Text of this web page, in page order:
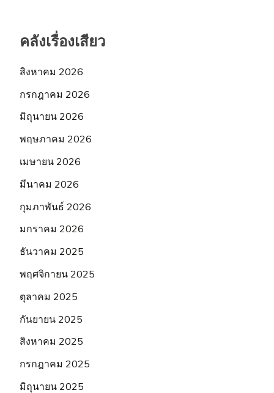
คลังเรื่องเสียว
สิงหาคม 2026
กรกฎาคม 2026
มิถุนายน 2026
พฤษภาคม 2026
เมษายน 2026
มีนาคม 2026
กุมภาพันธ์ 2026
มกราคม 2026
ธันวาคม 2025
พฤศจิกายน 2025
ตุลาคม 2025
กันยายน 2025
สิงหาคม 2025
กรกฎาคม 2025
มิถุนายน 2025